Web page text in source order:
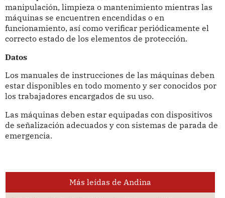
manipulación, limpieza o mantenimiento mientras las
máquinas se encuentren encendidas o en
funcionamiento, así como verificar periódicamente el
correcto estado de los elementos de protección.
Datos
Los manuales de instrucciones de las máquinas deben
estar disponibles en todo momento y ser conocidos por
los trabajadores encargados de su uso.
Las máquinas deben estar equipadas con dispositivos
de señalización adecuados y con sistemas de parada de
emergencia.
Más leídas de Andina